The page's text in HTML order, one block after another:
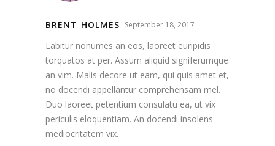
BRENT HOLMES September 18, 2017
Labitur nonumes an eos, laoreet euripidis
torquatos at per. Assum aliquid signiferumque
an vim. Malis decore ut eam, qui quis amet et,
no docendi appellantur comprehensam mel.
Duo laoreet petentium consulatu ea, ut vix
periculis eloquentiam. An docendi insolens
mediocritatem vix.